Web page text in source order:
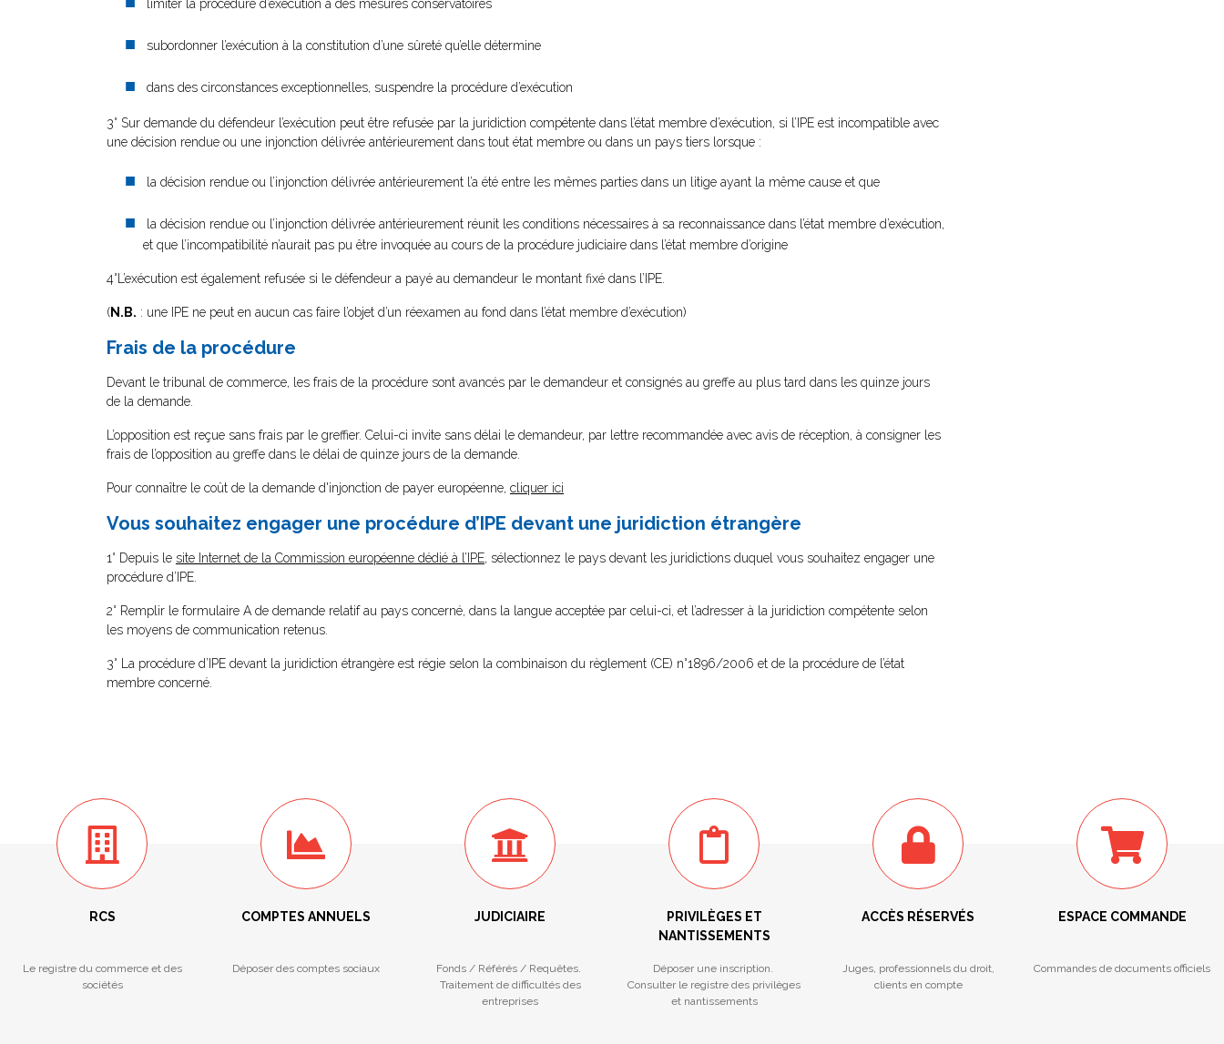
limiter la procédure d’exécution à des mesures conservatoires
subordonner l’exécution à la constitution d’une sûreté qu’elle détermine
dans des circonstances exceptionnelles, suspendre la procédure d’exécution
3° Sur demande du défendeur l’exécution peut être refusée par la juridiction compétente dans l’état membre d’exécution, si l’IPE est incompatible avec
une décision rendue ou une injonction délivrée antérieurement dans tout état membre ou dans un pays tiers lorsque :
la décision rendue ou l’injonction délivrée antérieurement l’a été entre les mêmes parties dans un litige ayant la même cause et que
la décision rendue ou l’injonction délivrée antérieurement réunit les conditions nécessaires à sa reconnaissance dans l’état membre d’exécution,
et que l’incompatibilité n’aurait pas pu être invoquée au cours de la procédure judiciaire dans l’état membre d’origine
4°L’exécution est également refusée si le défendeur a payé au demandeur le montant fixé dans l’IPE.
(N.B. : une IPE ne peut en aucun cas faire l’objet d’un réexamen au fond dans l’état membre d’exécution)
Frais de la procédure
Devant le tribunal de commerce, les frais de la procédure sont avancés par le demandeur et consignés au greffe au plus tard dans les quinze jours
de la demande.
L’opposition est reçue sans frais par le greffier. Celui-ci invite sans délai le demandeur, par lettre recommandée avec avis de réception, à consigner les
frais de l’opposition au greffe dans le délai de quinze jours de la demande.
Pour connaître le coût de la demande d'injonction de payer européenne, cliquer ici
Vous souhaitez engager une procédure d’IPE devant une juridiction étrangère
1° Depuis le site Internet de la Commission européenne dédié à l’IPE, sélectionnez le pays devant les juridictions duquel vous souhaitez engager une
procédure d’IPE.
2° Remplir le formulaire A de demande relatif au pays concerné, dans la langue acceptée par celui-ci, et l’adresser à la juridiction compétente selon
les moyens de communication retenus.
3° La procédure d’IPE devant la juridiction étrangère est régie selon la combinaison du règlement (CE) n°1896/2006 et de la procédure de l’état
membre concerné.
RCS
Le registre du commerce et des
sociétés
COMPTES ANNUELS
Déposer des comptes sociaux
JUDICIAIRE
Fonds / Référés / Requêtes.
Traitement de difficultés des
entreprises
PRIVILÈGES ET
NANTISSEMENTS
Déposer une inscription.
Consulter le registre des privilèges
et nantissements
ACCÈS RÉSERVÉS
Juges, professionnels du droit,
clients en compte
ESPACE COMMANDE
Commandes de documents officiels